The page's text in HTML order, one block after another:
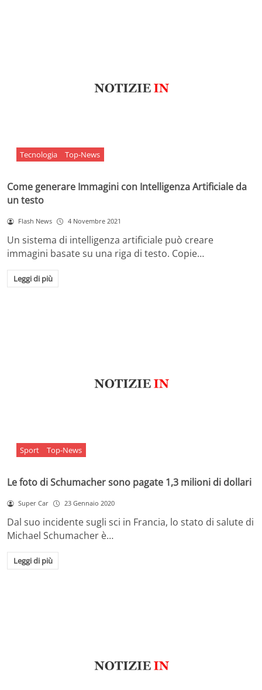
Tecnologia Top-News
Come generare Immagini con Intelligenza Artificiale da
un testo
Flash News 4 Novembre 2021
Un sistema di intelligenza artificiale può creare
immagini basate su una riga di testo. Copie…
Leggi di più
Sport Top-News
Le foto di Schumacher sono pagate 1,3 milioni di dollari
Super Car 23 Gennaio 2020
Dal suo incidente sugli sci in Francia, lo stato di salute di
Michael Schumacher è…
Leggi di più